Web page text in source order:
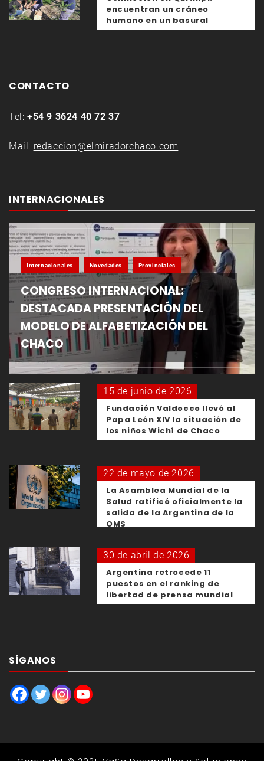
encuentran un cráneo
humano en un basural
CONTACTO
Tel: +54 9 3624 40 72 37
Mail: redaccion@elmiradorchaco.com
INTERNACIONALES
Internacionales Novedades Provinciales
CONGRESO INTERNACIONAL:
DESTACADA PRESENTACIÓN DEL
MODELO DE ALFABETIZACIÓN DEL
CHACO
15 de junio de 2026
Fundación Valdocco llevó al
Papa León XIV la situación de
los niños Wichí de Chaco
22 de mayo de 2026
La Asamblea Mundial de la
Salud ratificó oficialmente la
salida de la Argentina de la
OMS
30 de abril de 2026
Argentina retrocede 11
puestos en el ranking de
libertad de prensa mundial
SÍGANOS